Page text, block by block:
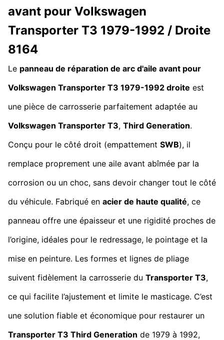
avant pour Volkswagen
Transporter T3 1979-1992 / Droite
8164
Le panneau de réparation de arc d'aile avant pour
Volkswagen Transporter T3 1979-1992 droite est
une pièce de carrosserie parfaitement adaptée au
Volkswagen Transporter T3, Third Generation.
Conçu pour le côté droit (empattement SWB), il
remplace proprement une aile avant abîmée par la
corrosion ou un choc, sans devoir changer tout le côté
du véhicule. Fabriqué en acier de haute qualité, ce
panneau offre une épaisseur et une rigidité proches de
l’origine, idéales pour le redressage, le pointage et la
mise en peinture. Les formes et lignes de pliage
suivent fidèlement la carrosserie du Transporter T3,
ce qui facilite l’ajustement et limite le masticage. C’est
une solution fiable et économique pour restaurer un
Transporter T3 Third Generation de 1979 à 1992,